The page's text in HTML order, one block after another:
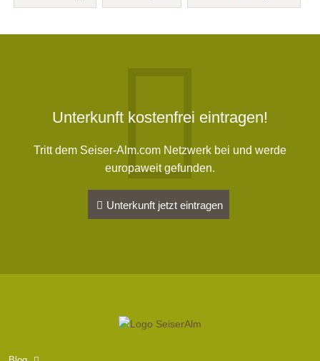
Unterkunft kostenfrei eintragen!
Tritt dem Seiser-Alm.com Netzwerk bei und werde
europaweit gefunden.
Unterkunft jetzt eintragen